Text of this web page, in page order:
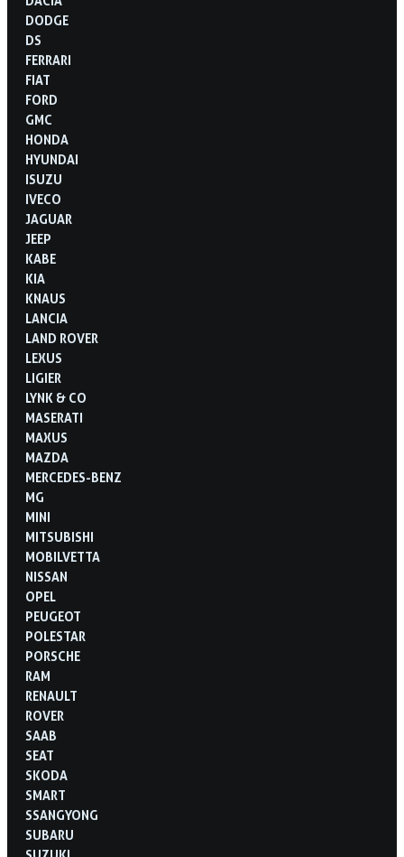
DODGE
DS
FERRARI
FIAT
FORD
GMC
HONDA
HYUNDAI
ISUZU
IVECO
JAGUAR
JEEP
KABE
KIA
KNAUS
LANCIA
LAND ROVER
LEXUS
LIGIER
LYNK & CO
MASERATI
MAXUS
MAZDA
MERCEDES-BENZ
MG
MINI
MITSUBISHI
MOBILVETTA
NISSAN
OPEL
PEUGEOT
POLESTAR
PORSCHE
RAM
RENAULT
ROVER
SAAB
SEAT
SKODA
SMART
SSANGYONG
SUBARU